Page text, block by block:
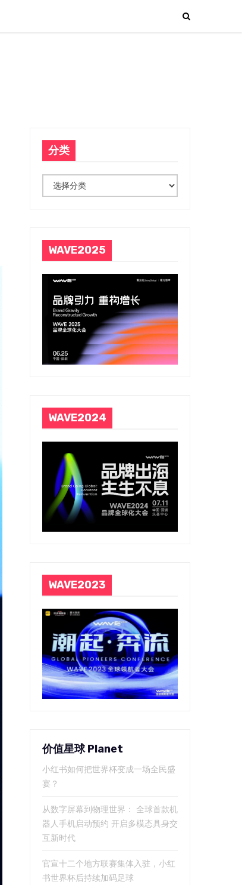
分类
类
WAVE2025
WAVE2024
WAVE2023
价值星球 Planet
小红书如何把世界杯变成一场全民盛
宴？
从数字屏幕到物理世界： 全球首款机
器人手机启动预约 开启多模态具身交
互新时代
官宣十二个地方联赛集体入驻，小红
书世界杯后持续加码足球